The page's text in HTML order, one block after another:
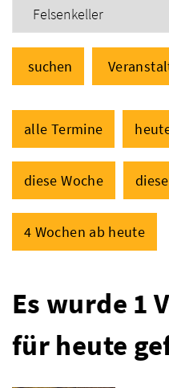
suchen
alle Termine
diese Woche
4 Wochen ab heute
Es wurde 1
für heute